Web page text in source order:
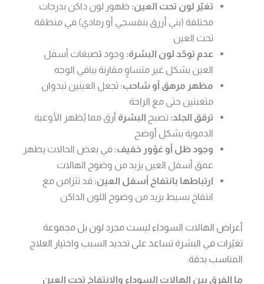
تغيّر لون تحت العين: ظهور لون داكن بدرجات
مختلفة (بني أزرق بنفسجي أو رمادي) في منطقة
تحت العين
عدم توحّد لون البشرة: وجود تصبغات أسفل
العين بشكل غير متساوٍ مقارنة بباقي الوجه
مظهر مرهق أو شاحب: تجعل العينين تبدوان
متعبتين حتى مع الراحة
ترقق الجلد: تصبح البشرة أرق مما يُظهر الأوعية
الدموية بشكل أوضح
وجود ظل أو غؤور خفيف: في بعض الحالات يظهر
عمق أسفل العين يزيد من وضوح الهالات
ارتباطها بانتفاخ أسفل العين: قد تتزامن مع
انتفاخ بسيط يزيد من وضوح اللون الداكن
أعراض الهالات السوداء ليست مجرد لون بل مجموعة
تغيّرات في البشرة تساعد على تحديد السبب واختيار العلاج
المناسب بدقة.
ما الفرق بين الهالات السوداء والانتفاخ تحت العين